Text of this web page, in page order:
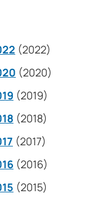
(2022)
(2020)
(2019)
(2018)
(2017)
(2016)
(2015)